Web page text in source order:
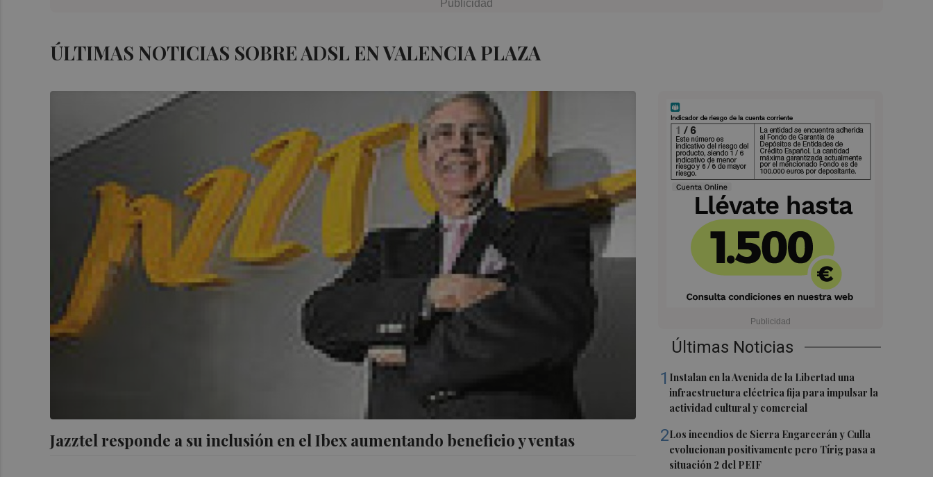
ÚLTIMAS NOTICIAS SOBRE ADSL EN VALENCIA PLAZA
Jazztel responde a su inclusión en el Ibex aumentando beneficio y ventas
Últimas Noticias
1 Instalan en la Avenida de la Libertad una
infraestructura eléctrica fija para impulsar la
actividad cultural y comercial
2Los incendios de Sierra Engarcerán y Culla
evolucionan positivamente pero Tírig pasa a
situación 2 del PEIF